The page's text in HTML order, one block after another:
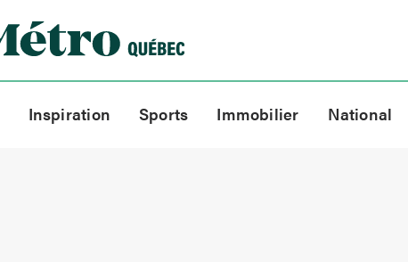
Inspiration Sports Immobilier National